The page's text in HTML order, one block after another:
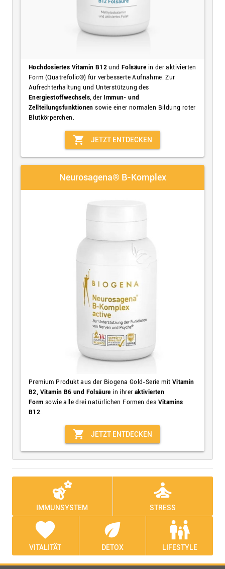
Hochdosiertes Vitamin B12 und Folsäure in der aktivierten
Form (Quatrefolic®) für verbesserte Aufnahme. Zur
Aufrechterhaltung und Unterstützung des
Energiestoffwechsels, derImmun- und
Zellteilungsfunktionen sowie einer normalen Bildung roter
Blutkörperchen.
shopping_cart JETZT ENTDECKEN
Neurosagena® B-Komplex
Premium Produkt aus der Biogena Gold-Serie mit Vitamin
B2, Vitamin B6 und Folsäure in ihrer aktivierten
Form sowie alle drei natürlichen Formen des Vitamins
B12.
shopping_cart JETZT ENTDECKEN
emoji_nature
IMMUNSYSTEM
self_improvement
STRESS
favorite
VITALITÄT
eco
DETOX
family_restroom
LIFESTYLE